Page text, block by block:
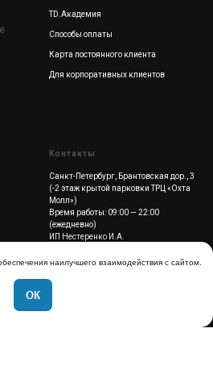
Телеграм...
TD.Академия
Способы оплаты
Карта постоянного клиента
Для корпоративных клиентов
Контакты
Санкт-Петербург, Брантовская дор., 3
(-2 этаж крытой парковки ТРЦ «Охта
Молл»)
Время работы: 09:00 — 22:00
(ежедневно)
ИП Нестеренко И.А.
support@tritoncarwash.ru
наилучшего взаимодействия с сайтом.
ОК